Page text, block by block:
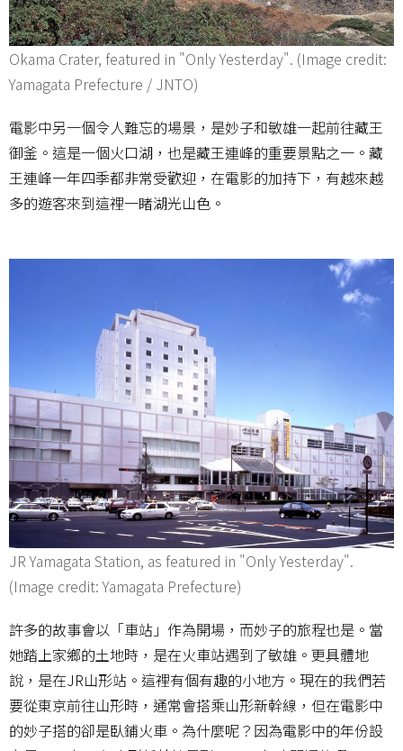
Okama Crater, featured in "Only Yesterday". (Image credit:
Yamagata Prefecture / JNTO)
電影中另一個令人難忘的場景，是妙子和敏雄一起前往藏王
御釜。這是一個火口湖，也是藏王連峰的重要景點之一。藏
王連峰一年四季都非常受歡迎，在電影的加持下，有越來越
多的遊客來到這裡一睹湖光山色。
JR Yamagata Station, as featured in "Only Yesterday".
(Image credit: Yamagata Prefecture)
許多的故事會以「車站」作為開場，而妙子的旅程也是。當
她踏上家鄉的土地時，是在火車站遇到了敏雄。更具體地
說，是在JR山形站。這裡有個有趣的小地方。現在的我們若
要從東京前往山形時，通常會搭乘山形新幹線，但在電影中
的妙子搭的卻是臥鋪火車。為什麼呢？因為電影中的年份設